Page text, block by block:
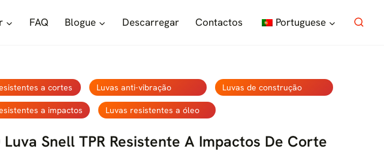
FAQ Blogue Descarregar Contactos Portuguese
a cortes Luvas anti-vibração Luvas de construção
a impactos Luvas resistentes a óleo
Luva Snell TPR Resistente A Impactos De Corte